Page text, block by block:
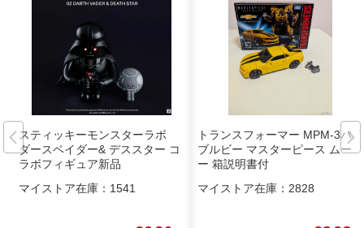
スティッキーモンスターラボ
ダースベイダー& デススター コ
ラボフィギュア新品
マイストア在庫： 1541
トランスフォーマー MPM-3バン
ブルビー マスターピース ムービ
ー 箱説明書付
マイストア在庫： 2828